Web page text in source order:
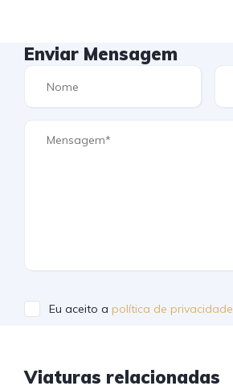
Enviar Mensagem
Eu aceito a política de privacidade
Viaturas relacionadas